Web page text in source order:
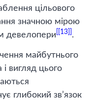
цільового
значною мірою
девелопери
[13] .
майбутнього
вигляд цього
глибокий зв’язок